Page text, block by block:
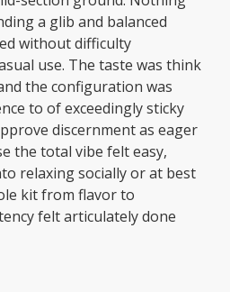
a glib and balanced
without difficulty
use. The taste was think
the configuration was
to of exceedingly sticky
discernment as eager
the total vibe felt easy,
relaxing socially or at best
kit from flavor to
felt articulately done